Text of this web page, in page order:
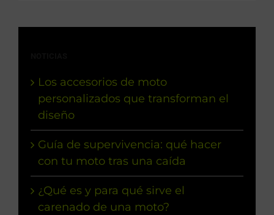
Los accesorios de moto
personalizados que transforman el
diseño
Guía de supervivencia: qué hacer
con tu moto tras una caída
¿Qué es y para qué sirve el
carenado de una moto?